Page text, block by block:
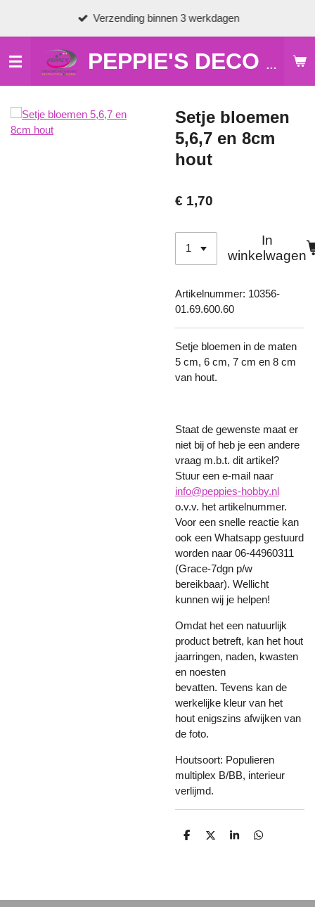
de
hoofdinhoud
PEPPIE'S DECO & HOBBY
Verzending binnen 3 werkdagen
Setje bloemen
5,6,7 en 8cm
hout
€ 1,70
In
winkelwagen
Artikelnummer: 10356-
01.69.600.60
Setje bloemen in de maten
5 cm, 6 cm, 7 cm en 8 cm
van hout.
Staat de gewenste maat er
niet bij of heb je een andere
vraag m.b.t. dit artikel?
Stuur een e-mail naar
info@peppies-hobby.nl
o.v.v. het artikelnummer.
Voor een snelle reactie kan
ook een Whatsapp gestuurd
worden naar 06-44960311
(Grace-7dgn p/w
bereikbaar). Wellicht
kunnen wij je helpen!
Omdat het een natuurlijk
product betreft, kan het hout
jaarringen, naden, kwasten
en noesten
bevatten. Tevens kan de
werkelijke kleur van het
hout enigszins afwijken van
de foto.
Houtsoort: Populieren
multiplex B/BB, interieur
verlijmd.
D
D
S
D